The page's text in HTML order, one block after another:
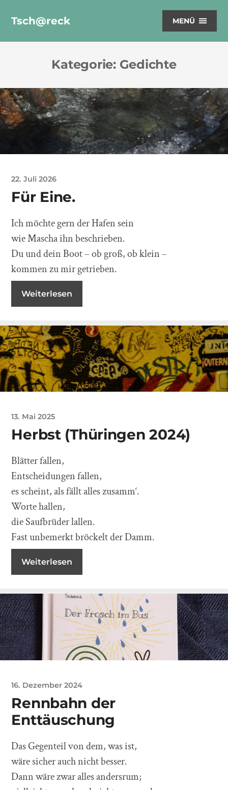
Tsch@reck MENÜ
Kategorie: Gedichte
22. Juli 2026
Für Eine.
Ich möchte gern der Hafen sein
wie Mascha ihn beschrieben.
Du und dein Boot – ob groß, ob klein –
kommen zu mir getrieben.
Weiterlesen
13. Mai 2025
Herbst (Thüringen 2024)
Blätter fallen,
Entscheidungen fallen,
es scheint, als fällt alles zusamm‘.
Worte hallen,
die Saufbrüder lallen.
Fast unbemerkt bröckelt der Damm.
Weiterlesen
16. Dezember 2024
Rennbahn der
Enttäuschung
Das Gegenteil von dem, was ist,
wäre sicher auch nicht besser.
Dann wäre zwar alles andersrum;